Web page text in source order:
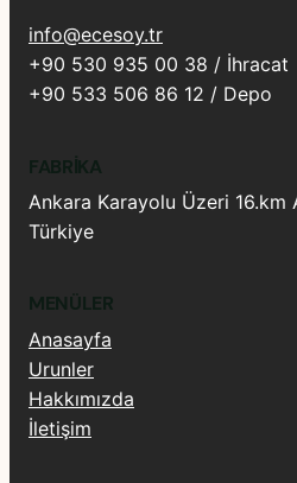
info@ecesoy.tr
+90 530 935 00 38 / İhracat
+90 533 506 86 12 / Depo
FABRIKA
Ankara Karayolu Üzeri
Türkiye
MENÜLER
Anasayfa
Urunler
Hakkımızda
İletişim